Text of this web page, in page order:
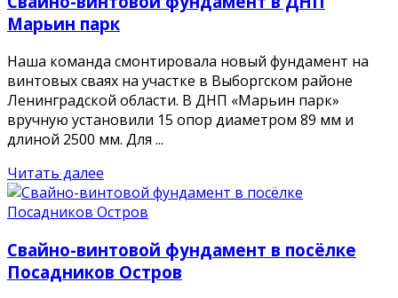
Марьин парк
Наша команда смонтировала новый фундамент на
винтовых сваях на участке в Выборгском районе
Ленинградской области. В ДНП «Марьин парк»
вручную установили 15 опор диаметром 89 мм и
длиной 2500 мм. Для ...
Читать далее
Свайно-винтовой фундамент в посёлке
Посадников Остров